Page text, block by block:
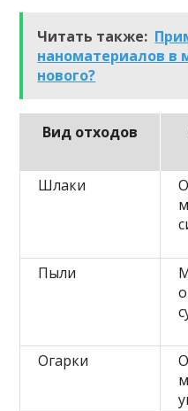
Читать также:
наноматериалов в
нового?
Вид отходов
Шлаки
Пыли
Огарки